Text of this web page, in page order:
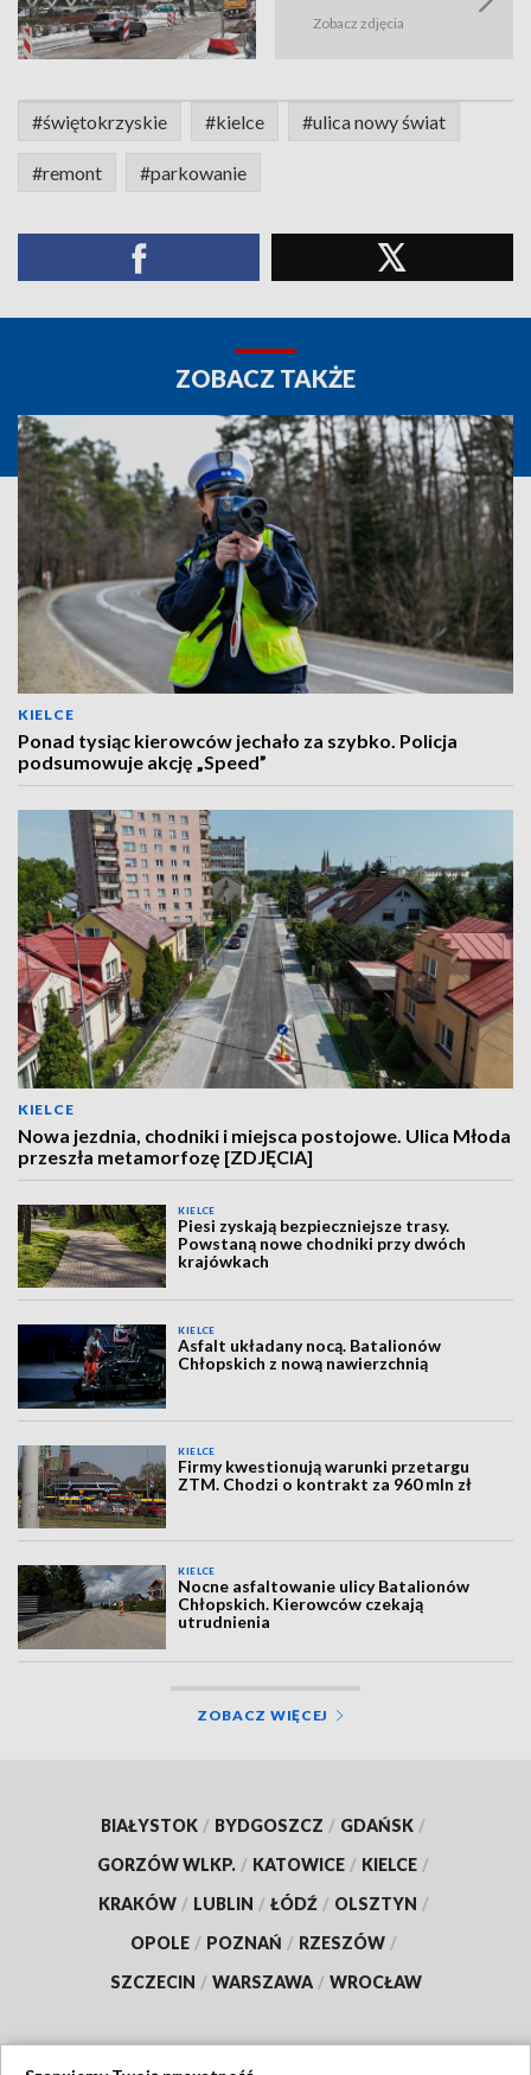
Zobacz zdjęcia
#świętokrzyskie #kielce #ulica nowy świat
#remont #parkowanie
ZOBACZ TAKŻE
KIELCE
Ponad tysiąc kierowców jechało za szybko. Policja
podsumowuje akcję „Speed”
KIELCE
Nowa jezdnia, chodniki i miejsca postojowe. Ulica Młoda
przeszła metamorfozę [ZDJĘCIA]
KIELCE
Piesi zyskają bezpieczniejsze trasy.
Powstaną nowe chodniki przy dwóch
krajówkach
KIELCE
Asfalt układany nocą. Batalionów
Chłopskich z nową nawierzchnią
KIELCE
Firmy kwestionują warunki przetargu
ZTM. Chodzi o kontrakt za 960 mln zł
KIELCE
Nocne asfaltowanie ulicy Batalionów
Chłopskich. Kierowców czekają
utrudnienia
ZOBACZ WIĘCEJ
BIAŁYSTOK / BYDGOSZCZ / GDAŃSK /
GORZÓW WLKP. / KATOWICE / KIELCE /
KRAKÓW / LUBLIN / ŁÓDŹ / OLSZTYN /
OPOLE / POZNAŃ / RZESZÓW /
SZCZECIN / WARSZAWA / WROCŁAW